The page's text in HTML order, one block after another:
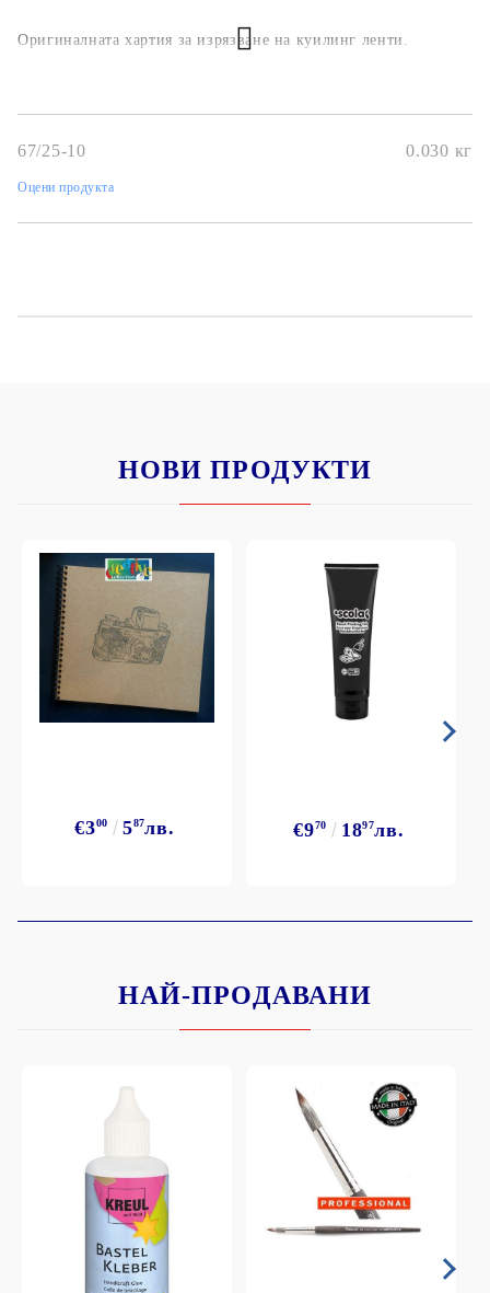
Оригиналната хартия за изрязване на куилинг ленти.
67/25-10 0.030 кг
Оцени продукта
НОВИ ПРОДУКТИ
€300 587лв. €970 1897лв.
НАЙ-ПРОДАВАНИ